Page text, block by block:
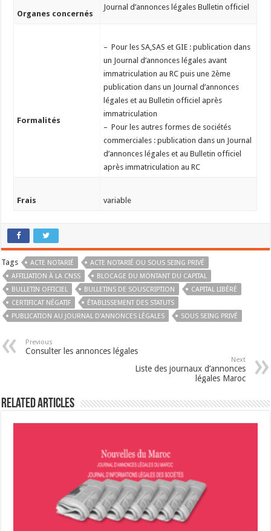
Organes concernés
Journal d’annonces légales Bulletin officiel
Formalités
– Pour les SA,SAS et GIE : publication dans
un Journal d’annonces légales avant
immatriculation au RC puis une 2ème
publication dans un Journal d’annonces
légales et au Bulletin officiel après
immatriculation
– Pour les autres formes de sociétés
commerciales : publication dans un Journal
d’annonces légales et au Bulletin officiel
après immatriculation au RC
Frais variable
Tags ACTE NOTARIÉ
ACTE NOTARIÉ OU SOUS SEING PRIVÉ
AFFILIATION À LA CNSS
BLOCAGE DU MONTANT DU CAPITAL
BULLETIN OFFICIEL
BULLETINS DE SOUSCRIPTION
CAPITAL LIBÉRÉ
CERTIFICAT NÉGATIF
ÉTABLISSEMENT DES STATUTS
PUBLICATION AU JOURNAL D'ANNONCES LÉGALES
SOUS SEING PRIVÉ
Previous
Consulter les annonces légales
Next
Liste des journaux d’annonces
légales Maroc
Related Articles